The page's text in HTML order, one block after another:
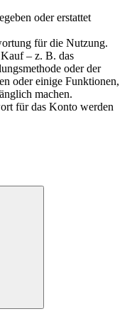
oder erstattet
für die Nutzung.
– z. B. das
oder der
oder einige Funktionen,
machen.
für das Konto werden